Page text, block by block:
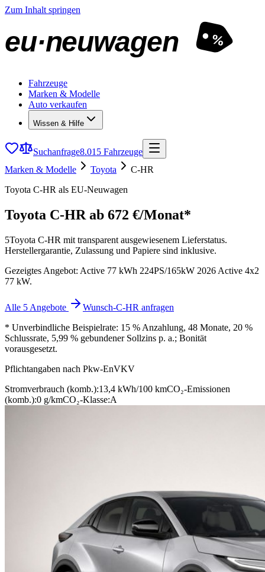
Zum Inhalt springen
eu·neuwagen %
Fahrzeuge
Marken & Modelle
Auto verkaufen
Wissen & Hilfe
Suchanfrage8.015 Fahrzeuge
Marken & Modelle
Toyota
C-HR
Toyota C-HR als EU-Neuwagen
Toyota C-HRab 672 €/Monat*
5Toyota C-HR mit transparent ausgewiesenem Lieferstatus.
Herstellergarantie, Zulassung und Papiere sind inklusive.
Gezeigtes Angebot: Active 77 kWh 224PS/165kW 2026 Active 4x2
77 kW.
Alle 5 Angebote
Wunsch-C-HR anfragen
* Unverbindliche Beispielrate: 15 % Anzahlung, 48 Monate, 20 %
Schlussrate, 5,99 % gebundener Sollzins p. a.; Bonität
vorausgesetzt.
Pflichtangaben nach Pkw-EnVKV
Stromverbrauch (komb.):13,4 kWh/100 kmCO₂-Emissionen
(komb.):0 g/kmCO₂-Klasse:A